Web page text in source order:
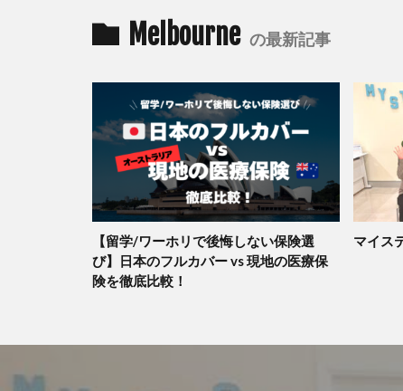
Melbourne の最新記事
【留学/ワーホリで後悔しない保険選
び】日本のフルカバー vs 現地の医療保
険を徹底比較！
マイス